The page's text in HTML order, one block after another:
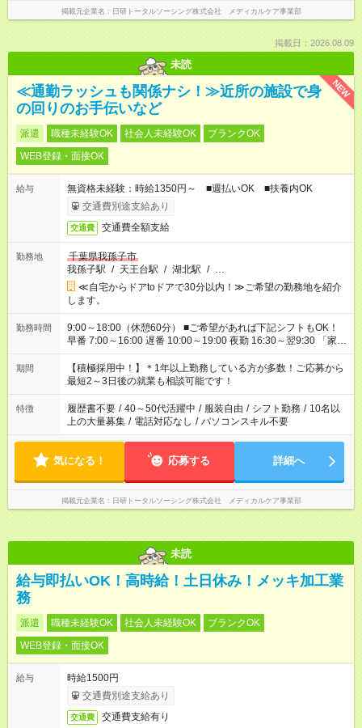
掲載元企業名 日研トータルソーシング株式会社 メディカルケア事業部
掲載日：2026.08.09
未読
NEW
≪通勤ラッシュも関係ナシ！≫近所の施設で身
の回りのお手伝いなど
派遣 職種未経験OK 社会人未経験OK
ブランクOK
WEB登録・面接OK
給与
無資格未経験：時給1350円～ ■週払いOK ■扶養内OK
交通費別途支給あり
交通費 交通費全額支給
勤務地
千葉県我孫子市
我孫子駅 / 天王台駅 / 湖北駅 / …
≪自宅からドアtoドアで30分以内！≫ご希望の勤務地を紹介
します。
勤務時間
9:00～18:00（休憩60分） ■ご希望があれば下記シフトもOK！
早番 7:00～16:00 遅番 10:00～19:00 夜勤 16:30～翌9:30 「家族
と休みを合わせたい」 「余裕を持って夕飯の準備がしたい」
「できれば残業はしたくない」 など、ご希望を教えてください
ね。 ※Wワーク希望の方へ 今ご覧のお仕事で希望する勤務時間
と、もう1つのお仕事の勤務時間が 合計で週40時間を超える場
合は応募できません。
期間
【積極採用中！】＊1年以上勤務している方が多数！ご応募から
最短2～3日後の就業も相談可能です！
特徴 履歴書不要 / 40～50代活躍中 / 服装自由 / シフト勤務 / 10名以
上の大量募集 / 電話対応なし / パソコンスキル不要
気になる！ 応募する 詳細へ
掲載元企業名 日研トータルソーシング株式会社 メディカルケア事業部
未読
給与即払いOK！高時給！土日休み！メッキ加工業
務
派遣 職種未経験OK 社会人未経験OK
ブランクOK
WEB登録・面接OK
給与
時給1500円
交通費別途支給あり
交通費 交通費支給有り